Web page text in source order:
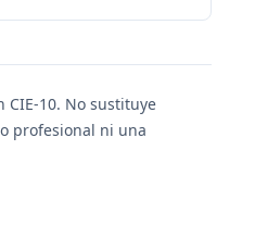
CIE-10. No sustituye
profesional ni una